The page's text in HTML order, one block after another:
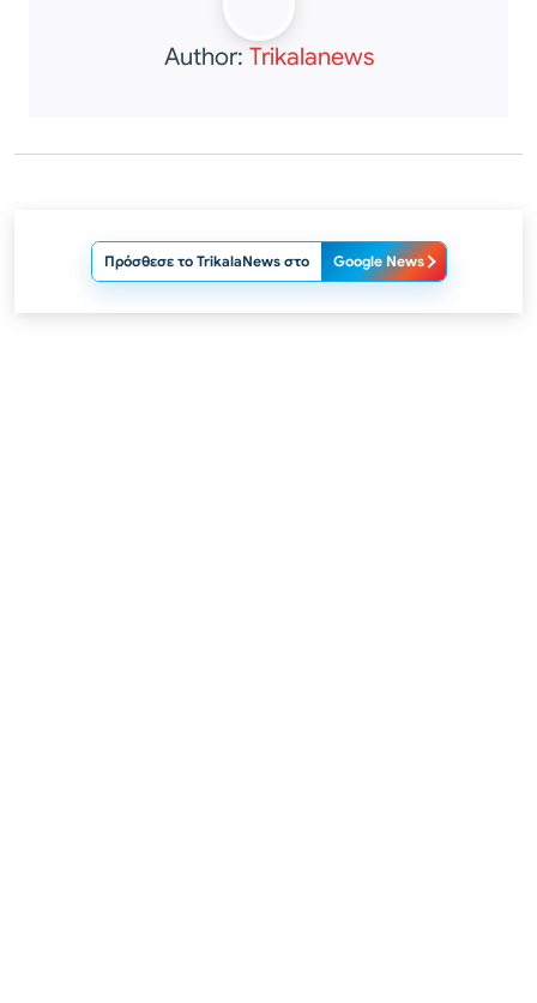
Author: Trikalanews
Πρόσθεσε το TrikalaNews στο Google News